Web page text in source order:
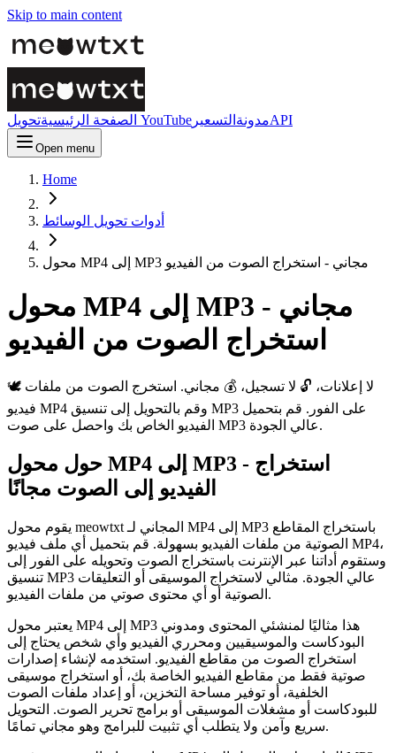
Skip to main content
الصفحة الرئيسية تحويل YouTube مدونة التسعير API
Open menu
Home
أدوات تحويل الوسائط
محول MP4 إلى MP3 مجاني - استخراج الصوت من الفيديو
محول MP4 إلى MP3 مجاني -
استخراج الصوت من الفيديو
🕊️ لا إعلانات، 🔓 لا تسجيل، 💰 مجاني. استخرج الصوت من ملفات
فيديو MP4 وقم بالتحويل إلى تنسيق MP3 على الفور. قم بتحميل
الفيديو الخاص بك واحصل على صوت MP3 عالي الجودة.
حول محول MP4 إلى MP3 - استخراج
الفيديو إلى الصوت مجانًا
يقوم محول meowtxt المجاني لـ MP4 إلى MP3 باستخراج المقاطع
الصوتية من ملفات الفيديو بسهولة. قم بتحميل أي ملف فيديو MP4،
وستقوم أداتنا عبر الإنترنت باستخراج الصوت وتحويله على الفور إلى
تنسيق MP3 عالي الجودة. مثالي لاستخراج الموسيقى أو التعليقات
الصوتية أو أي محتوى صوتي من ملفات الفيديو.
يعتبر محول MP4 إلى MP3 هذا مثاليًا لمنشئي المحتوى ومدوني
البودكاست والموسيقيين ومحرري الفيديو وأي شخص يحتاج إلى
استخراج الصوت من مقاطع الفيديو. استخدمه لإنشاء إصدارات
صوتية فقط من مقاطع الفيديو الخاصة بك، أو استخراج موسيقى
الخلفية، أو توفير مساحة التخزين، أو إعداد ملفات الصوت
للبودكاست أو مشغلات الموسيقى أو برامج تحرير الصوت. التحويل
سريع وآمن ولا يتطلب أي تثبيت للبرامج وهو مجاني تمامًا.